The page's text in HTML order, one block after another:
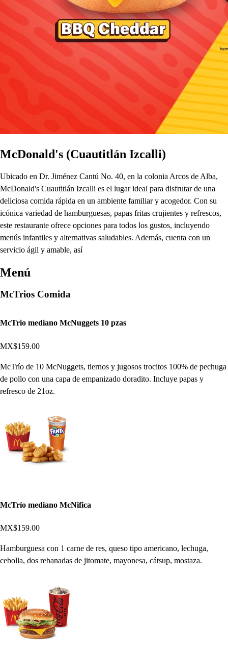
McDonald's (Cuautitlán Izcalli)
Ubicado en Dr. Jiménez Cantú No. 40, en la colonia Arcos de Alba,
McDonald's Cuautitlán Izcalli es el lugar ideal para disfrutar de una
deliciosa comida rápida en un ambiente familiar y acogedor. Con su
icónica variedad de hamburguesas, papas fritas crujientes y refrescos,
este restaurante ofrece opciones para todos los gustos, incluyendo
menús infantiles y alternativas saludables. Además, cuenta con un
servicio ágil y amable, así
Menú
McTrios Comida
McTrio mediano McNuggets 10 pzas
MX$159.00
McTrío de 10 McNuggets, tiernos y jugosos trocitos 100% de pechuga
de pollo con una capa de empanizado doradito. Incluye papas y
refresco de 21oz.
McTrío mediano McNifica
MX$159.00
Hamburguesa con 1 carne de res, queso tipo americano, lechuga,
cebolla, dos rebanadas de jitomate, mayonesa, cátsup, mostaza.